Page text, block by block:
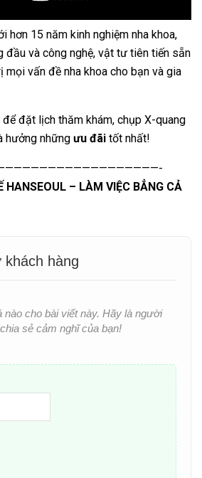
hơn 15 năm kinh nghiệm nha khoa,
đầu và công nghệ, vật tư tiên tiến sẵn
mọi vấn đề nha khoa cho bạn và gia
đặt lịch thăm khám, chụp X-quang
hưởng những ưu đãi tốt nhất!
HANSEOUL – LÀM VIỆC BẲNG CẢ
hàng
nào cho bài viết này. Hãy là người
sẻ cảm nghĩ của bạn!